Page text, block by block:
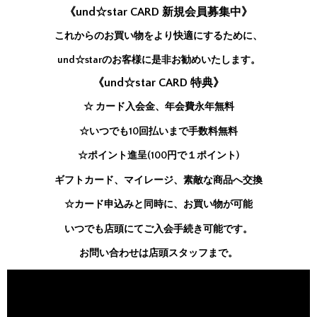
《und☆star CARD 新規会員募集中》
これからのお買い物をより快適にするために、
und☆starのお客様に是非お勧めいたします。
《und☆star CARD 特典》
☆ カード入会金、年会費永年無料
☆いつでも10回払いまで手数料無料
☆ポイント進呈(100円で１ポイント)
ギフトカード、マイレージ、素敵な商品へ交換
☆カード申込みと同時に、お買い物が可能
いつでも店頭にてご入会手続き可能です。
お問い合わせは店頭スタッフまで。